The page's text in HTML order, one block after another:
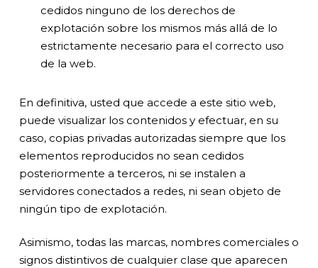
cedidos ninguno de los derechos de
explotación sobre los mismos más allá de lo
estrictamente necesario para el correcto uso
de la web.
En definitiva, usted que accede a este sitio web,
puede visualizar los contenidos y efectuar, en su
caso, copias privadas autorizadas siempre que los
elementos reproducidos no sean cedidos
posteriormente a terceros, ni se instalen a
servidores conectados a redes, ni sean objeto de
ningún tipo de explotación.
Asimismo, todas las marcas, nombres comerciales o
signos distintivos de cualquier clase que aparecen